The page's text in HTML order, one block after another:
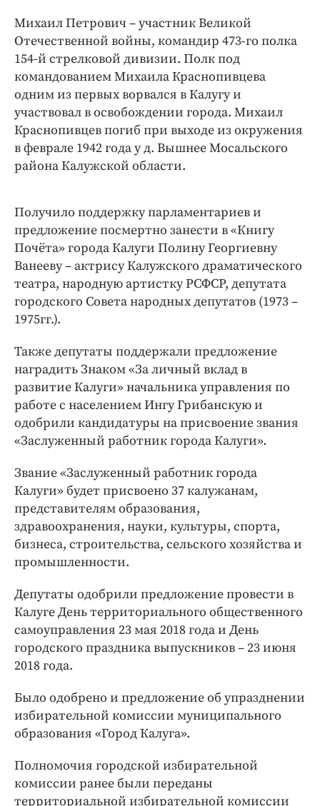
Михаил Петрович – участник Великой
Отечественной войны, командир 473-го полка
154-й стрелковой дивизии. Полк под
командованием Михаила Краснопивцева
одним из первых ворвался в Калугу и
участвовал в освобождении города. Михаил
Краснопивцев погиб при выходе из окружения
в феврале 1942 года у д. Вышнее Мосальского
района Калужской области.
Получило поддержку парламентариев и
предложение посмертно занести в «Книгу
Почёта» города Калуги Полину Георгиевну
Ванееву – актрису Калужского драматического
театра, народную артистку РСФСР, депутата
городского Совета народных депутатов (1973 –
1975гг.).
Также депутаты поддержали предложение
наградить Знаком «За личный вклад в
развитие Калуги» начальника управления по
работе с населением Ингу Грибанскую и
одобрили кандидатуры на присвоение звания
«Заслуженный работник города Калуги».
Звание «Заслуженный работник города
Калуги» будет присвоено 37 калужанам,
представителям образования,
здравоохранения, науки, культуры, спорта,
бизнеса, строительства, сельского хозяйства и
промышленности.
Депутаты одобрили предложение провести в
Калуге День территориального общественного
самоуправления 23 мая 2018 года и День
городского праздника выпускников – 23 июня
2018 года.
Было одобрено и предложение об упразднении
избирательной комиссии муниципального
образования «Город Калуга».
Полномочия городской избирательной
комиссии ранее были переданы
территориальной избирательной комиссии